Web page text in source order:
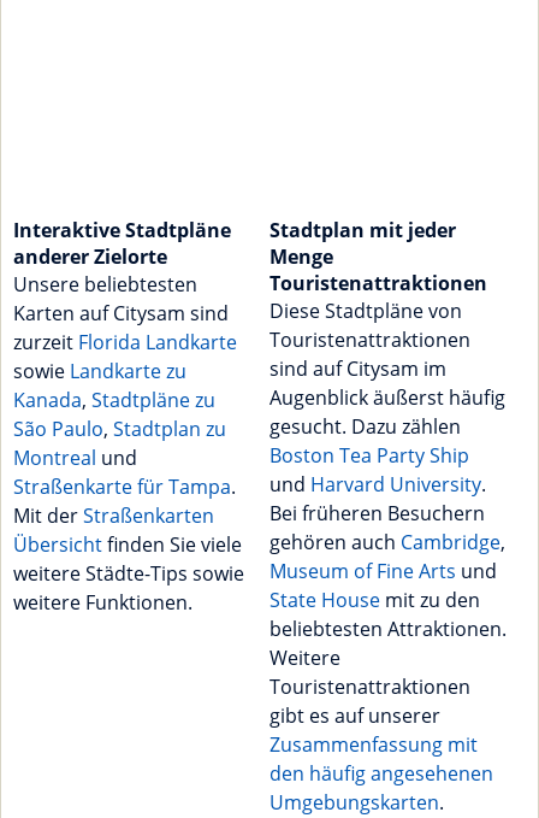
Interaktive Stadtpläne
anderer Zielorte
Unsere beliebtesten
Karten auf Citysam sind
zurzeit Florida Landkarte
sowie Landkarte zu
Kanada, Stadtpläne zu
São Paulo, Stadtplan zu
Montreal und
Straßenkarte für Tampa.
Mit derStraßenkarten
Übersichtfinden Sie viele
weitere Städte-Tips sowie
weitere Funktionen.
Stadtplan mit jeder
Menge
Touristenattraktionen
Diese Stadtpläne von
Touristenattraktionen
sind auf Citysam im
Augenblick äußerst häufig
gesucht. Dazu zählen
Boston Tea Party Ship
und Harvard University.
Bei früheren Besuchern
gehören auch Cambridge,
Museum of Fine Arts und
State House mit zu den
beliebtesten Attraktionen.
Weitere
Touristenattraktionen
gibt es auf unserer
Zusammenfassung mit
den häufig angesehenen
Umgebungskarten.